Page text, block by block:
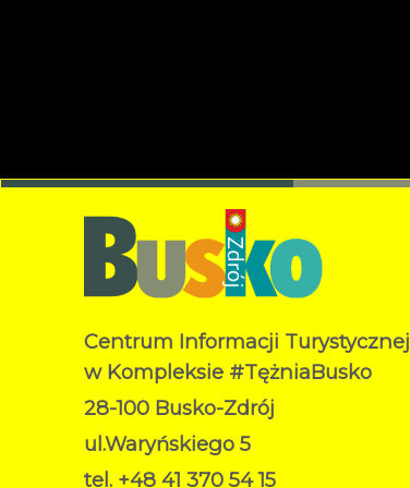
Centrum Informacji Turystycznej
w Kompleksie #TężniaBusko
28-100 Busko-Zdrój
ul.Waryńskiego 5
tel. +48 41 370 54 15